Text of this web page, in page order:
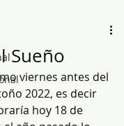
Sueño
viernes antes del
2022, es decir
hoy 18 de